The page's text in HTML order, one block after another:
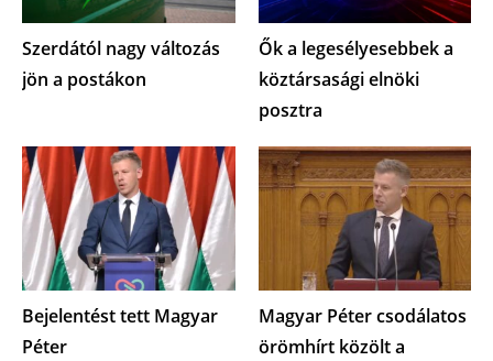
Szerdától nagy változás
jön a postákon
Ők a legesélyesebbek a
köztársasági elnöki
posztra
Bejelentést tett Magyar
Péter
Magyar Péter csodálatos
örömhírt közölt a